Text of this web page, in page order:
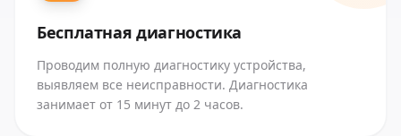
Бесплатная диагностика
Проводим полную диагностику устройства,
выявляем все неисправности. Диагностика
занимает от 15 минут до 2 часов.